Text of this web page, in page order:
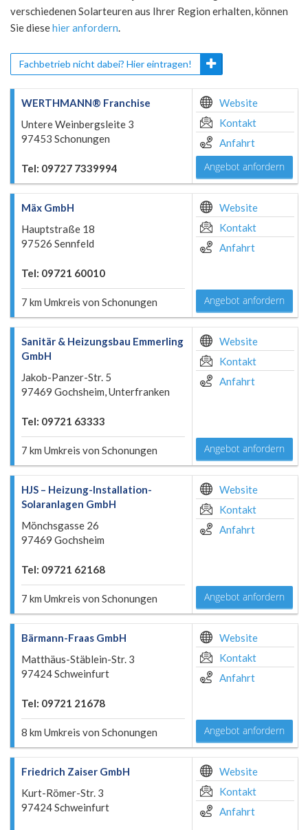
verschiedenen Solarteuren aus Ihrer Region erhalten, können
Sie diesehier anfordern.
Fachbetrieb nicht dabei? Hier eintragen!
WERTHMANN® Franchise
Untere Weinbergsleite 3
97453 Schonungen
Tel: 09727 7339994
Website
Kontakt
Anfahrt
Angebot anfordern
Mäx GmbH
Hauptstraße 18
97526 Sennfeld
Tel: 09721 60010
7 km Umkreis von Schonungen
Website
Kontakt
Anfahrt
Angebot anfordern
Sanitär & Heizungsbau Emmerling
GmbH
Jakob-Panzer-Str. 5
97469 Gochsheim, Unterfranken
Tel: 09721 63333
7 km Umkreis von Schonungen
Website
Kontakt
Anfahrt
Angebot anfordern
HJS – Heizung-Installation-
Solaranlagen GmbH
Mönchsgasse 26
97469 Gochsheim
Tel: 09721 62168
7 km Umkreis von Schonungen
Website
Kontakt
Anfahrt
Angebot anfordern
Bärmann-Fraas GmbH
Matthäus-Stäblein-Str. 3
97424 Schweinfurt
Tel: 09721 21678
8 km Umkreis von Schonungen
Website
Kontakt
Anfahrt
Angebot anfordern
Friedrich Zaiser GmbH
Kurt-Römer-Str. 3
97424 Schweinfurt
Website
Kontakt
Anfahrt